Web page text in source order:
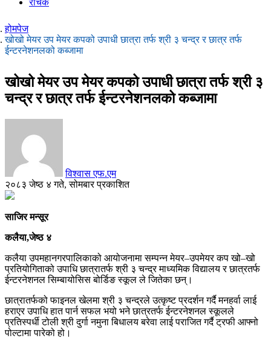
रोचक
होमपेज
खोखो मेयर उप मेयर कपको उपाधी छात्रा तर्फ श्री ३ चन्द्र र छात्र तर्फ
ईन्टरनेशनलको कब्जामा
खोखो मेयर उप मेयर कपको उपाधी छात्रा तर्फ श्री ३
चन्द्र र छात्र तर्फ ईन्टरनेशनलको कब्जामा
विश्वास एफ.एम
२०८३ जेष्ठ ४ गते, सोमबार प्रकाशित
साजिर मन्सूर
कलैया,जेष्ठ ४
कलैया उपमहानगरपालिकाको आयोजनामा सम्पन्न मेयर–उपमेयर कप खो–खो
प्रतियोगिताको उपाधि छात्रातर्फ श्री ३ चन्द्र माध्यमिक विद्यालय र छात्रतर्फ
ईन्टरनेशनल सिम्बायोसिस बोर्डिङ स्कूल ले जितेका छन्।
छात्रातर्फको फाइनल खेलमा श्री ३ चन्द्रले उत्कृष्ट प्रदर्शन गर्दै मनहर्वा लाई
हराएर उपाधि हात पार्न सफल भयो भने छात्रतर्फ ईन्टरनेशनल स्कूलले
प्रतिस्पर्धी टोली श्री दुर्गा नमुना बिधालय बरेवा लाई पराजित गर्दै ट्रफी आफ्नो
पोल्टामा पारेको हो।